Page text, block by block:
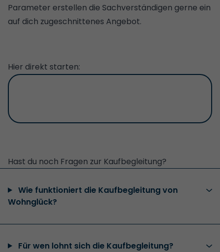
Parameter erstellen die Sachverständigen gerne ein
auf dich zugeschnittenes Angebot.
Hier direkt starten:
Hast du noch Fragen zur Kaufbegleitung?
Wie funktioniert die Kaufbegleitung von
Wohnglück?
Für wen lohnt sich die Kaufbegleitung?